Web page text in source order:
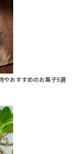
やおすすめのお菓子5選